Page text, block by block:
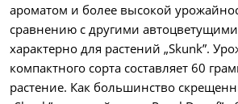
ароматом и более высокой
сравнению с другими
характерно для растений „Skunk”.
компактного сорта составляет 60
растение. Как большинство